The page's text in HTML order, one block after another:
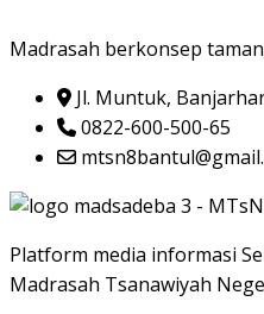
Madrasah berkonsep
Jl. Muntuk,
0822-600-500-65
Platform media informasi
Madrasah Tsanawiyah